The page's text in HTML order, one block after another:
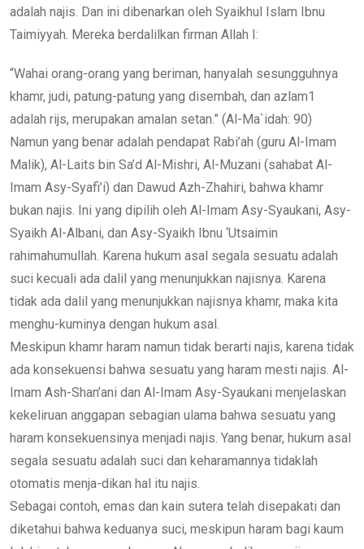
adalah najis. Dan ini dibenarkan oleh Syaikhul Islam Ibnu
Taimiyyah. Mereka berdalilkan firman Allah I:
“Wahai orang-orang yang beriman, hanyalah sesungguhnya
khamr, judi, patung-patung yang disembah, dan azlam1
adalah rijs, merupakan amalan setan.” (Al-Ma`idah: 90)
Namun yang benar adalah pendapat Rabi’ah (guru Al-Imam
Malik), Al-Laits bin Sa’d Al-Mishri, Al-Muzani (sahabat Al-
Imam Asy-Syafi’i) dan Dawud Azh-Zhahiri, bahwa khamr
bukan najis. Ini yang dipilih oleh Al-Imam Asy-Syaukani, Asy-
Syaikh Al-Albani, dan Asy-Syaikh Ibnu ‘Utsaimin
rahimahumullah. Karena hukum asal segala sesuatu adalah
suci kecuali ada dalil yang menunjukkan najisnya. Karena
tidak ada dalil yang menunjukkan najisnya khamr, maka kita
menghu-kuminya dengan hukum asal.
Meskipun khamr haram namun tidak berarti najis, karena tidak
ada konsekuensi bahwa sesuatu yang haram mesti najis. Al-
Imam Ash-Shan’ani dan Al-Imam Asy-Syaukani menjelaskan
kekeliruan anggapan sebagian ulama bahwa sesuatu yang
haram konsekuensinya menjadi najis. Yang benar, hukum asal
segala sesuatu adalah suci dan keharamannya tidaklah
otomatis menja-dikan hal itu najis.
Sebagai contoh, emas dan kain sutera telah disepakati dan
diketahui bahwa keduanya suci, meskipun haram bagi kaum